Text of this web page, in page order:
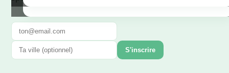
S'inscrire